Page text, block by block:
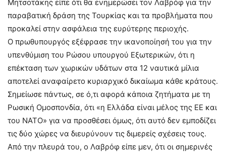
Μητσοτάκης είπε ότι θα ενημερώσει τον Λαβρόφ για την
παραβατική δράση της Τουρκίας και τα προβλήματα που
προκαλεί στην ασφάλεια της ευρύτερης περιοχής.
Ο πρωθυπουργός εξέφρασε την ικανοποίησή του για την
υπενθύμιση του Ρώσου υπουργού Εξωτερικών, ότι η
επέκταση των χωρικών υδάτων στα 12 ναυτικά μίλια
αποτελεί αναφαίρετο κυριαρχικό δικαίωμα κάθε κράτους.
Σημείωσε πάντως, σε ό,τι αφορά κάποια ζητήματα με τη
Ρωσική Ομοσπονδία, ότι «η Ελλάδα είναι μέλος της ΕΕ και
του ΝΑΤΟ» για να προσθέσει όμως, ότι αυτό δεν εμποδίζει
τις δύο χώρες να διευρύνουν τις διμερείς σχέσεις τους.
Από την πλευρά του, ο Λαβρόφ είπε μεν, ότι οι σημερινές